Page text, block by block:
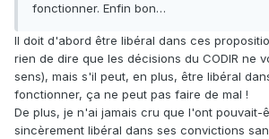
fonctionner. Enfin bon…
Il doit d'abord être libéral dans ces
rien de dire que les décisions du CODIR ne
sens), mais s'il peut, en plus, être libéral
fonctionner, ça ne peut pas faire de mal !
De plus, je n'ai jamais cru que l'ont pouvait-
sincèrement libéral dans ses convictions